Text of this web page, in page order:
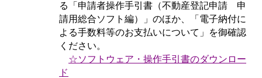
る「申請者操作手引書（不動産登記申請 申
請用総合ソフト編）」のほか、「電子納付に
よる手数料等のお支払いについて」を御確認
ください。
☆ソフトウェア・操作手引書のダウンロー
ド